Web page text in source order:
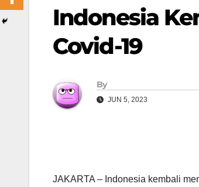
Indonesia
Covid-19
By
JUN 5, 2023
JAKARTA – Indonesia kembali